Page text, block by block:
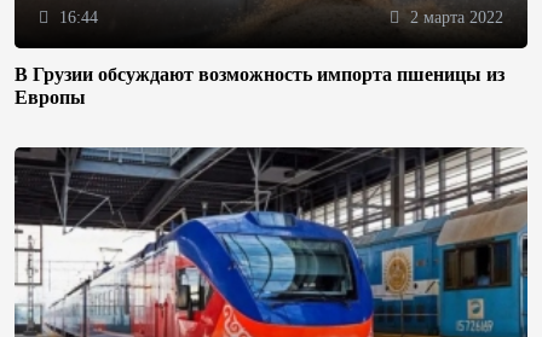
16:44 2 марта 2022
В Грузии обсуждают возможность импорта пшеницы из
Европы